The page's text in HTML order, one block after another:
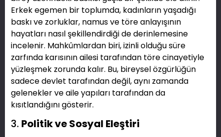
Erkek egemen bir toplumda, kadınların yaşadığı
baskı ve zorluklar, namus ve töre anlayışının
hayatları nasıl şekillendirdiği de derinlemesine
incelenir. Mahkûmlardan biri, izinli olduğu süre
zarfında karısının ailesi tarafından töre cinayetiyle
yüzleşmek zorunda kalır. Bu, bireysel özgürlüğün
sadece devlet tarafından değil, aynı zamanda
gelenekler ve aile yapıları tarafından da
kısıtlandığını gösterir.
3. Politik ve Sosyal Eleştiri